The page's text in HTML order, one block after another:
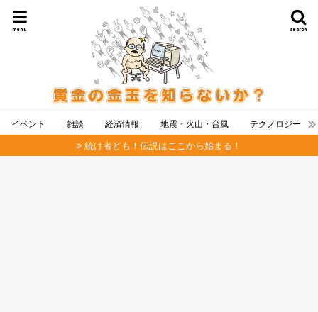
search
menu
イベント 雑談 経済情報 地震・火山・台風 テクノロジー
続け者ども！伝説はここから始まる！